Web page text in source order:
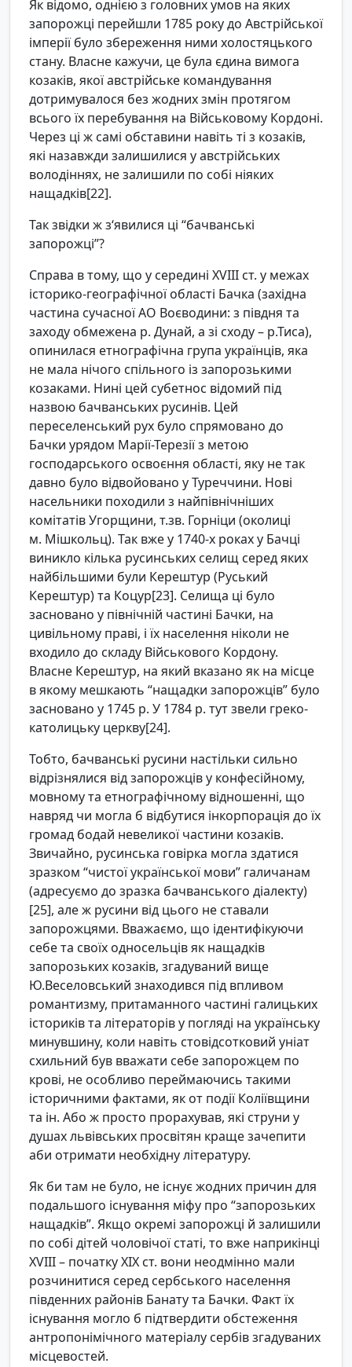
Як відомо, однією з головних умов на яких
запорожці перейшли 1785 року до Австрійської
імперії було збереження ними холостяцького
стану. Власне кажучи, це була єдина вимога
козаків, якої австрійське командування
дотримувалося без жодних змін протягом
всього їх перебування на Військовому Кордоні.
Через ці ж самі обставини навіть ті з козаків,
які назавжди залишилися у австрійських
володіннях, не залишили по собі ніяких
нащадків[22].
Так звідки ж з‘явилися ці “бачванські
запорожці”?
Справа в тому, що у середині XVIII ст. у межах
історико-географічної області Бачка (західна
частина сучасної АО Воєводини: з півдня та
заходу обмежена р. Дунай, а зі сходу – р.Тиса),
опинилася етнографічна група українців, яка
не мала нічого спільного із запорозькими
козаками. Нині цей субетнос відомий під
назвою бачванських русинів. Цей
переселенський рух було спрямовано до
Бачки урядом Марії-Терезії з метою
господарського освоєння області, яку не так
давно було відвойовано у Туреччини. Нові
насельники походили з найпівнічніших
комітатів Угорщини, т.зв. Горніци (околиці
м. Мішкольц). Так вже у 1740-х роках у Бачці
виникло кілька русинських селищ серед яких
найбільшими були Керештур (Руський
Керештур) та Коцур[23]. Селища ці було
засновано у північній частині Бачки, на
цивільному праві, і їх населення ніколи не
входило до складу Військового Кордону.
Власне Керештур, на який вказано як на місце
в якому мешкають “нащадки запорожців” було
засновано у 1745 р. У 1784 р. тут звели греко-
католицьку церкву[24].
Тобто, бачванські русини настільки сильно
відрізнялися від запорожців у конфесійному,
мовному та етнографічному відношенні, що
навряд чи могла б відбутися інкорпорація до їх
громад бодай невеликої частини козаків.
Звичайно, русинська говірка могла здатися
зразком “чистої української мови” галичанам
(адресуємо до зразка бачванського діалекту)
[25], але ж русини від цього не ставали
запорожцями. Вважаємо, що ідентифікуючи
себе та своїх односельців як нащадків
запорозьких козаків, згадуваний вище
Ю.Веселовський знаходився під впливом
романтизму, притаманного частині галицьких
істориків та літераторів у погляді на українську
минувшину, коли навіть стовідсотковий уніат
схильний був вважати себе запорожцем по
крові, не особливо переймаючись такими
історичними фактами, як от події Коліївщини
та ін. Або ж просто прорахував, які струни у
душах львівських просвітян краще зачепити
аби отримати необхідну літературу.
Як би там не було, не існує жодних причин для
подальшого існування міфу про “запорозьких
нащадків”. Якщо окремі запорожці й залишили
по собі дітей чоловічої статі, то вже наприкінці
XVIII – початку ХІХ ст. вони неодмінно мали
розчинитися серед сербського населення
південних районів Банату та Бачки. Факт їх
існування могло б підтвердити обстеження
антропонімічного матеріалу сербів згадуваних
місцевостей.